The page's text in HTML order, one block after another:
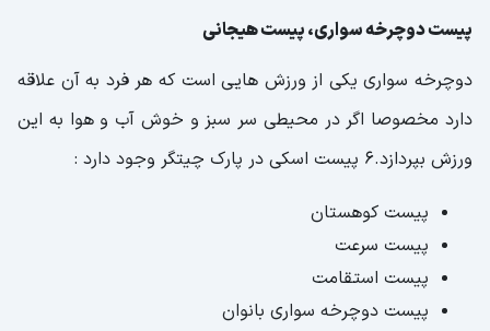
پیست دوچرخه سواری، پیست هیجانی
دوچرخه سواری یکی از ورزش هایی است که هر فرد به آن علاقه
دارد مخصوصا اگر در محیطی سر سبز و خوش آب و هوا به این
ورزش بپردازد.6 پیست اسکی در پارک چیتگر وجود دارد :
پیست کوهستان
پیست سرعت
پیست استقامت
پیست دوچرخه سواری بانوان